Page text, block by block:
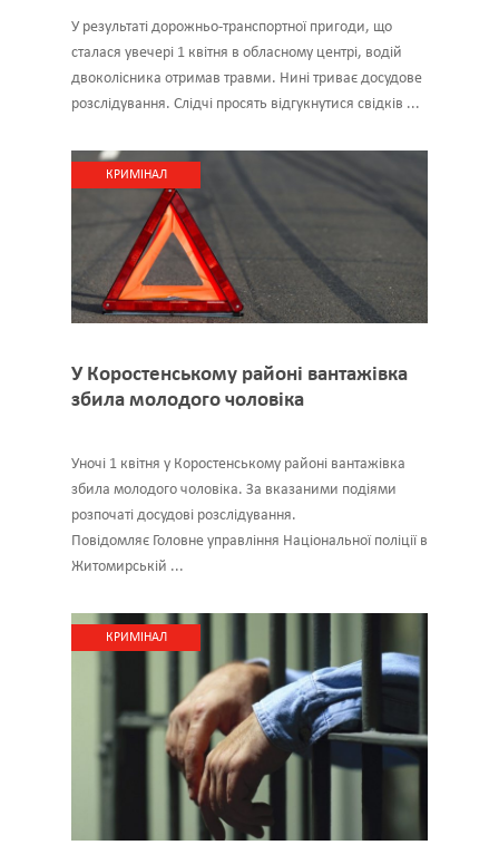
У результаті дорожньо-транспортної пригоди, що
сталася увечері 1 квітня в обласному центрі, водій
двоколісника отримав травми. Нині триває досудове
розслідування. Слідчі просять відгукнутися свідків ...
КРИМІНАЛ
У Коростенському районі вантажівка
збила молодого чоловіка
Уночі 1 квітня у Коростенському районі вантажівка
збила молодого чоловіка. За вказаними подіями
розпочаті досудові розслідування.
Повідомляє Головне управління Національної поліції в
Житомирській ...
КРИМІНАЛ